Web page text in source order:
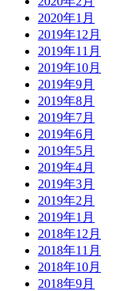
2020年1月
2019年12月
2019年11月
2019年10月
2019年9月
2019年8月
2019年7月
2019年6月
2019年5月
2019年4月
2019年3月
2019年2月
2019年1月
2018年12月
2018年11月
2018年10月
2018年9月